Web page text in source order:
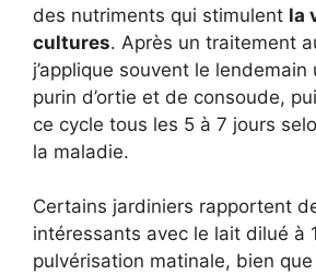
des nutriments qui stimulent la
cultures. Après un traitement
j’applique souvent le
purin d’ortie et de consoude,
ce cycle tous les 5 à 7 jours
la maladie.
Certains jardiniers rapportent
intéressants avec le lait dilué à
pulvérisation matinale, bien que